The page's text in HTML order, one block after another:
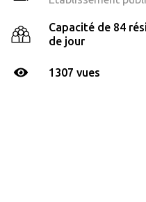
Capacité de 84
de jour
1307 vues